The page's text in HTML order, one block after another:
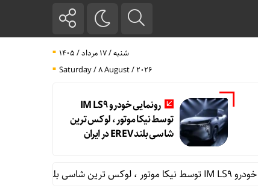
شنبه / ۱۷ مرداد / ۱۴۰۵
Saturday / 8 August / 2026
رونمایی خودرو IM LS9
توسط نیکا موتور ، لوکس ترین
شاسی بلند EREV در ایران